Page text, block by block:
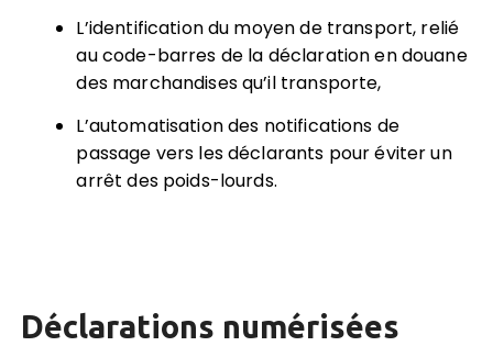
L’identification du moyen de transport, relié
au code-barres de la déclaration en douane
des marchandises qu’il transporte,
L’automatisation des notifications de
passage vers les déclarants pour éviter un
arrêt des poids-lourds.
Déclarations numérisées